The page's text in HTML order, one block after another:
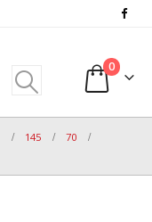
0
145
70